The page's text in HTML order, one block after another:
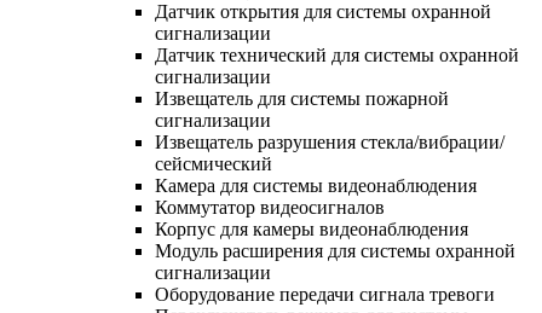
Датчик открытия для системы охранной
сигнализации
Датчик технический для системы охранной
сигнализации
Извещатель для системы пожарной
сигнализации
Извещатель разрушения стекла/вибрации/
сейсмический
Камера для системы видеонаблюдения
Коммутатор видеосигналов
Корпус для камеры видеонаблюдения
Модуль расширения для системы охранной
сигнализации
Оборудование передачи сигнала тревоги